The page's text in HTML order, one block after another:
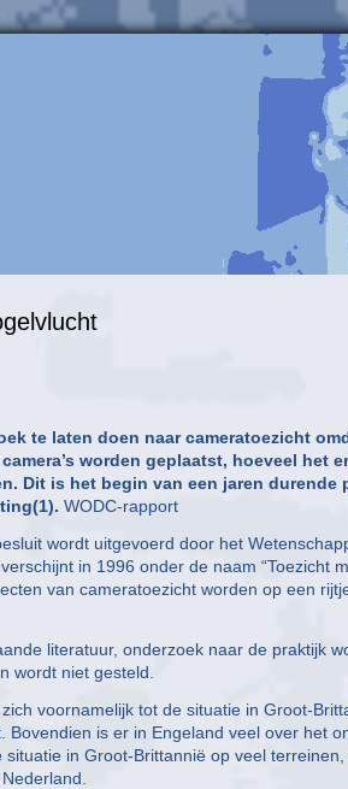
te laten doen naar cameratoezicht
worden geplaatst, hoeveel het
Dit is het begin van een jaren
WODC-rapport
wordt uitgevoerd door het
in 1996 onder de naam “Toezicht
van cameratoezicht worden op een
literatuur, onderzoek naar de praktijk
wordt niet gesteld.
voornamelijk tot de situatie in Groot-
is er in Engeland veel over het
in Groot-Brittannië op veel